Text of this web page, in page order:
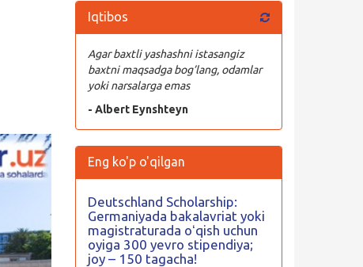
Iqtibos
Agar baxtli yashashni istasangiz
baxtni maqsadga bog’lang, odamlar
yoki narsalarga emas
- Albert Eynshteyn
Eng ko'p o'qilgan
Deutschland Scholarship:
Germaniyada bakalavriat yoki
magistraturada oʻqish uchun
oyiga 300 yevro stipendiya;
joy – 150 tagacha!